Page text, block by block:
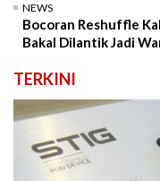
NEWS
Bocoran Reshuffle
Bakal Dilantik Jadi
TERKINI